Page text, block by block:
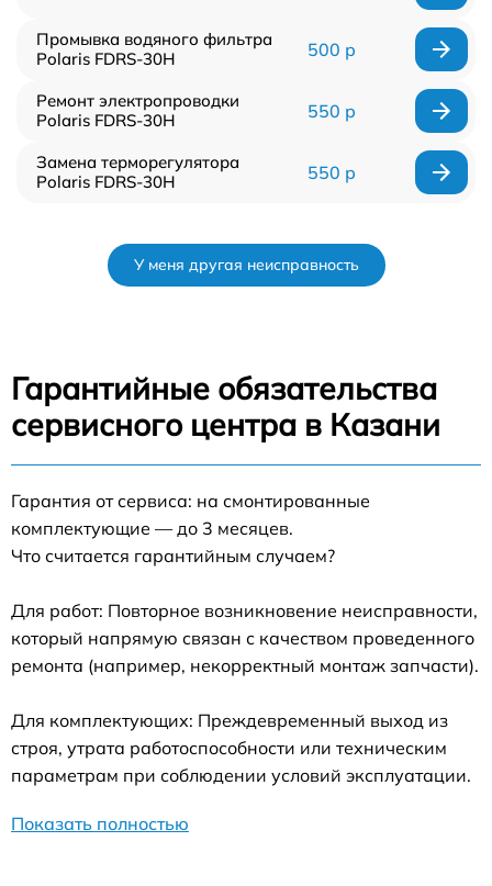
Промывка водяного фильтра
Polaris FDRS-30H
500 р
Ремонт электропроводки
Polaris FDRS-30H
550 р
Замена терморегулятора
Polaris FDRS-30H
550 р
У меня другая неисправность
Гарантийные обязательства
сервисного центра в Казани
Гарантия от сервиса: на смонтированные
комплектующие — до 3 месяцев.
Что считается гарантийным случаем?
Для работ: Повторное возникновение неисправности,
который напрямую связан с качеством проведенного
ремонта (например, некорректный монтаж запчасти).
Для комплектующих: Преждевременный выход из
строя, утрата работоспособности или техническим
параметрам при соблюдении условий эксплуатации.
Показать полностью